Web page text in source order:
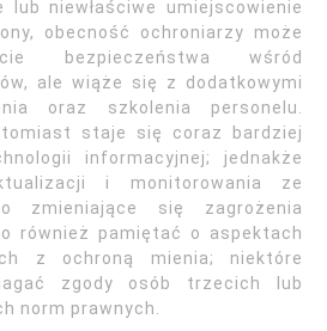
lub niewłaściwe umiejscowienie
obecność ochroniarzy może
bezpieczeństwa wśród
ale wiąże się z dodatkowymi
oraz szkolenia personelu.
staje się coraz bardziej
informacyjnej; jednakże
i monitorowania ze
zmieniające się zagrożenia
również pamiętać o aspektach
z ochroną mienia; niektóre
zgody osób trzecich lub
norm prawnych.